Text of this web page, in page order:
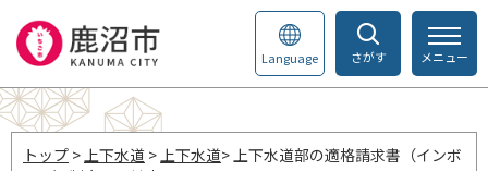
さがす
Language メニュー
トップ >上下水道 >上下水道> 上下水道部の適格請求書（インボ